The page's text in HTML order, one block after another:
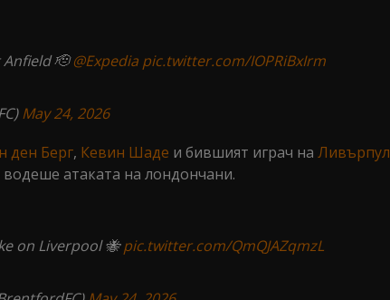
Anfield 🫡@Expedia pic.twitter.com/IOPRiBxIrm
May 24, 2026
ден Берг, Кевин Шаде и бившият играч на Ливърпул
атаката на лондончани.
on Liverpool 🐝pic.twitter.com/QmQJAZqmzL